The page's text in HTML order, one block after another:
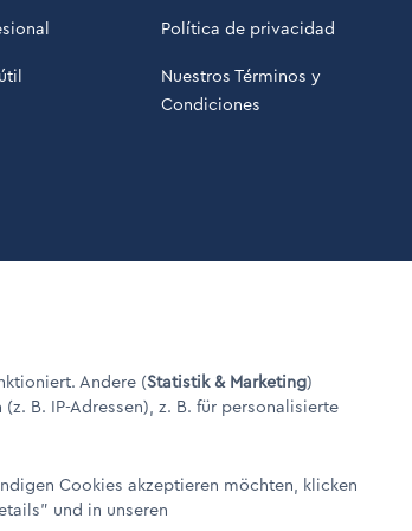
Política de privacidad
Nuestros Términos y
Condiciones
Andere (Statistik & Marketing)
B. IP-Adressen), z. B. für personalisierte
Cookies akzeptieren möchten, klicken
und in unseren